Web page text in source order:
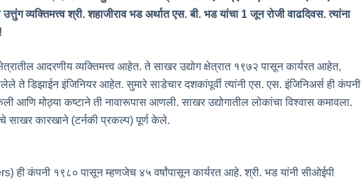
व्यक्तिमत्त्व श्री. शहाजीराव भड अर्थात एस. बी. भड यांचा 1 जून रोजी वाढदिवस. त्यांना
आदरणीय व्यक्तिमत्त्व आहेत. ते साखर उद्योग क्षेत्रात १९७२ पासून कार्यरत आहेत,
ते डिझाईन इंजिनियर आहेत. सुमारे साडेचार दशकांपूर्वी त्यांनी एस. एस. इंजिनिअर्स ही कंपनी
आणि मोठ्या कष्टाने ती नावारूपास आणली. साखर उद्योगातील लोकांचा विश्वास कमावला.
साखर कारखाने (टर्नकी प्रकल्प) पूर्ण केले.
ही कंपनी १९८० पासून म्हणजेच ४५ वर्षांपासून कार्यरत आहे. श्री. भड यांनी सीओईपी